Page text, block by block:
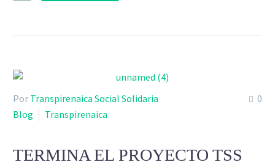
0
Por Transpirenaica Social Solidaria
Blog
Transpirenaica
TERMINA EL PROYECTO TSS